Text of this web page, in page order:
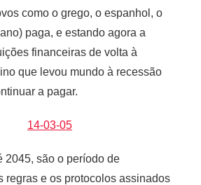
o
l
i
como o grego, o espanhol, o
paga, e estando agora a
financeiras de volta à
que levou mundo à recessão
a pagar.
2045, são o período de
regras e os protocolos assinados